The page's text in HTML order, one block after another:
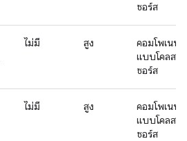
ซอร์ส
ไม่มี สูง
คอมโพเนนต์
แบบโคลส
ซอร์ส
ไม่มี สูง
คอมโพเนนต์
แบบโคลส
ซอร์ส